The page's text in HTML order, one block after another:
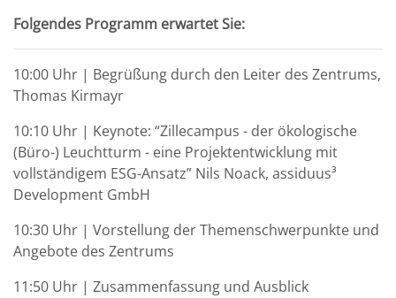
Folgendes Programm erwartet Sie:
10:00 Uhr | Begrüßung durch den Leiter des Zentrums,
Thomas Kirmayr
10:10 Uhr | Keynote: “Zillecampus - der ökologische
(Büro-) Leuchtturm - eine Projektentwicklung mit
vollständigem ESG-Ansatz” Nils Noack, assiduus³
Development GmbH
10:30 Uhr | Vorstellung der Themenschwerpunkte und
Angebote des Zentrums
11:50 Uhr | Zusammenfassung und Ausblick